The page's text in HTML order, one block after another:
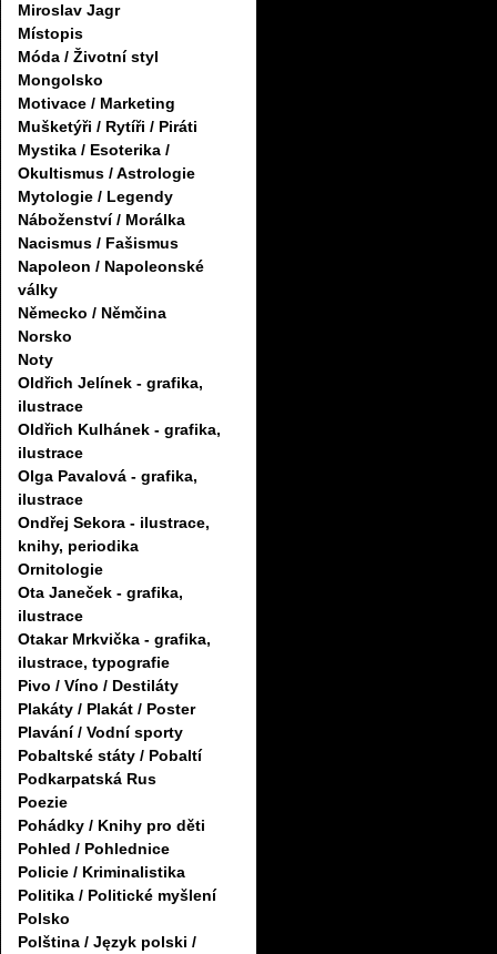
Miroslav Jagr
Místopis
Móda / Životní styl
Mongolsko
Motivace / Marketing
Mušketýři / Rytíři / Piráti
Mystika / Esoterika /
Okultismus / Astrologie
Mytologie / Legendy
Náboženství / Morálka
Nacismus / Fašismus
Napoleon / Napoleonské
války
Německo / Němčina
Norsko
Noty
Oldřich Jelínek - grafika,
ilustrace
Oldřich Kulhánek - grafika,
ilustrace
Olga Pavalová - grafika,
ilustrace
Ondřej Sekora - ilustrace,
knihy, periodika
Ornitologie
Ota Janeček - grafika,
ilustrace
Otakar Mrkvička - grafika,
ilustrace, typografie
Pivo / Víno / Destiláty
Plakáty / Plakát / Poster
Plavání / Vodní sporty
Pobaltské státy / Pobaltí
Podkarpatská Rus
Poezie
Pohádky / Knihy pro děti
Pohled / Pohlednice
Policie / Kriminalistika
Politika / Politické myšlení
Polsko
Polština / Język polski /